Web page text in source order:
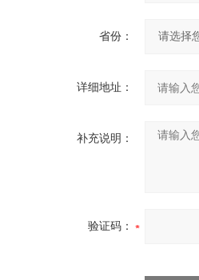
省份：
详细地址：
补充说明：
验证码：